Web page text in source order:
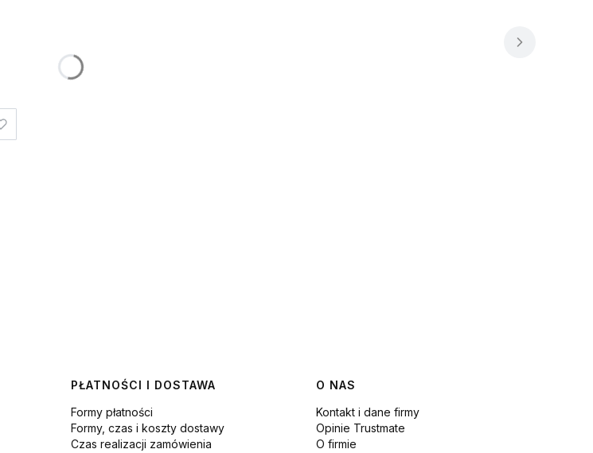
PŁATNOŚCI I DOSTAWA
Formy płatności
Formy, czas i koszty dostawy
Czas realizacji zamówienia
O NAS
Kontakt i dane firmy
Opinie Trustmate
O firmie